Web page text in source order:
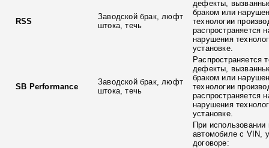
RSS
Заводской брак, люфт
штока, течь
дефекты,
браком или
технологии
распространяется
нарушения
установке.
SB Performance
Заводской брак, люфт
штока, течь
Распространяется
дефекты,
браком или
технологии
распространяется
нарушения
установке.
При использовании
автомобиле с VIN,
договоре: